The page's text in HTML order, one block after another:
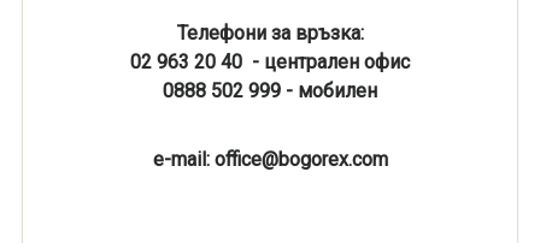
Телефони за връзка:
02 963 20 40 - централен офис
0888 502 999 - мобилен
e-mail: office@bogorex.com